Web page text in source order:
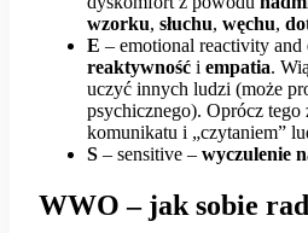
wzorku, słuchu, węchu,
E – emotional reactivity and
reaktywność i empatia.
uczyć innych ludzi (może
psychicznego). Oprócz tego
komunikatu i „czytaniem”
S – sensitive – wyczulenie
WWO – jak sobie